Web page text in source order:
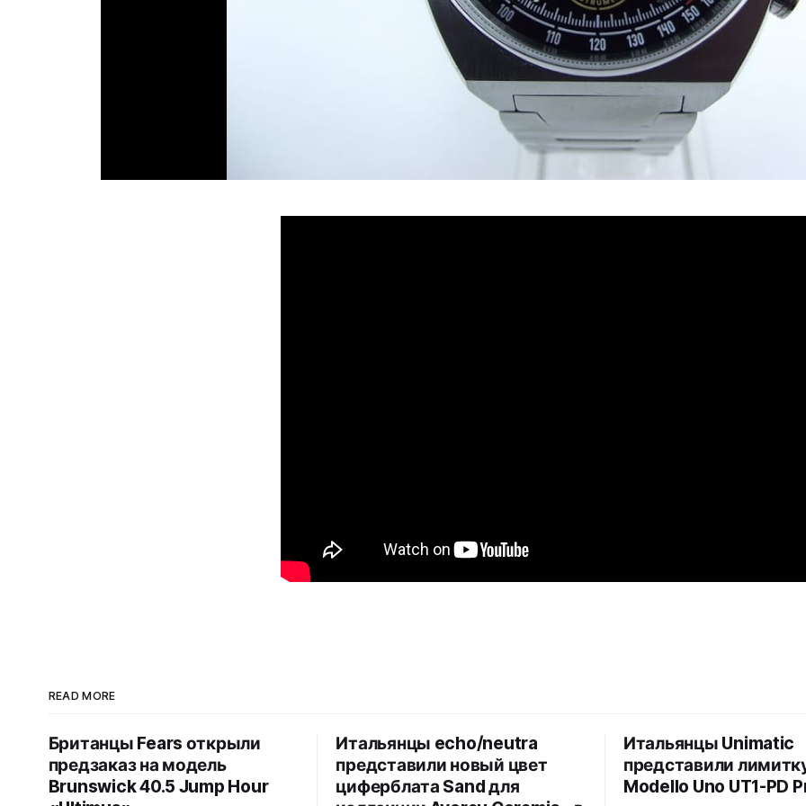
READ MORE
Британцы Fears открыли
предзаказ на модель
Brunswick 40.5 Jump Hour
Итальянцы echo/neutra
представили новый цвет
циферблата Sand для
Итальянцы Unimatic
представили
Modello Uno UT1-PD